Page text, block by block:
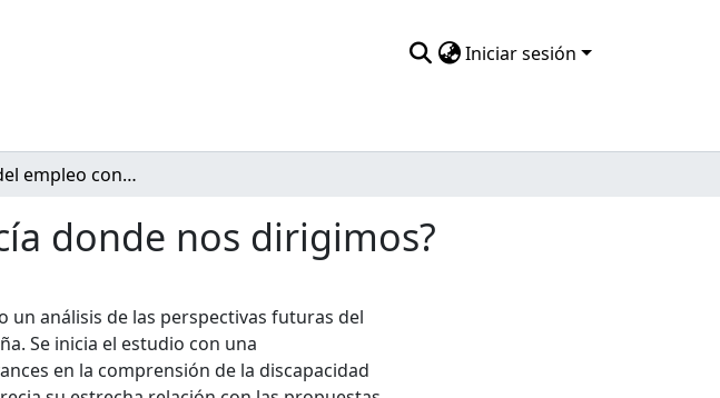
Iniciar sesión
El futuro del empleo con apoyo. ¿Hacía donde nos dirigimos?
donde nos dirigimos?
un análisis de las perspectivas futuras del
Se inicia el estudio con una
en la comprensión de la discapacidad